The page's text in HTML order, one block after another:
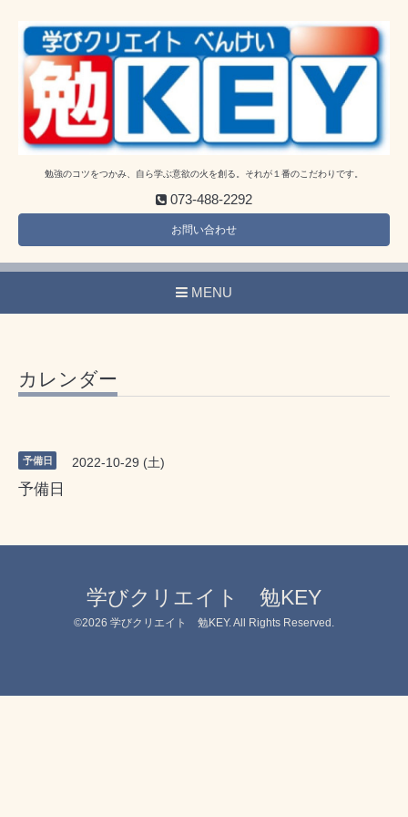
勉強のコツをつかみ、自ら学ぶ意欲の火を創る。それが１番のこだわりです。
073-488-2292
お問い合わせ
MENU
カレンダー
予備日 2022-10-29 (土)
予備日
学びクリエイト 勉KEY
©2026 学びクリエイト 勉KEY. All Rights Reserved.